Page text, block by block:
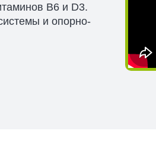
В6 и D3.
и опорно-